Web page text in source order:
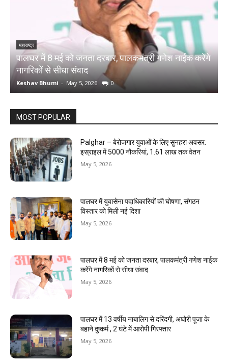
महाराष्ट्र
पालघर में 8 मई को जनता दरबार, पालकमंत्री गणेश नाईक करेंगे
नागरिकों से सीधा संवाद
Keshav Bhumi - May 5, 2026 0
MOST POPULAR
Palghar – बेरोजगार युवाओं के लिए सुनहरा अवसर:
इस्राइल में 5000 नौकरियां, ₹1.61 लाख तक वेतन
May 5, 2026
पालघर में युवासेना पदाधिकारियों की घोषणा, संगठन
विस्तार को मिली नई दिशा
May 5, 2026
पालघर में 8 मई को जनता दरबार, पालकमंत्री गणेश नाईक
करेंगे नागरिकों से सीधा संवाद
May 5, 2026
पालघर में 13 वर्षीय नाबालिग से दरिंदगी, अघोरी पूजा के
बहाने दुष्कर्म , 2 घंटे में आरोपी गिरफ्तार
May 5, 2026